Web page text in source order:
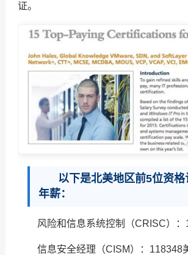
证。
以下是北美地区前5位资
年薪：
风险和信息系统控制（CRISC）
信息安全经理（CISM）：118348